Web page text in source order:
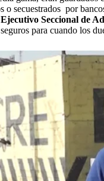
o secuestrados por
Seccional de
para cuando los